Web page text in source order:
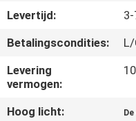
ONS
OP
VRAAG
EEN
Levertijd:
Betalingscondities:
L/
Levering
vermogen:
Hoog licht: